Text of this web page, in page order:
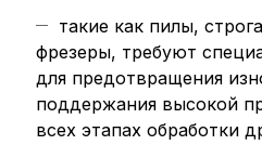
такие как пилы,
фрезеры, требуют
для предотвращения
поддержания высокой
всех этапах обработки